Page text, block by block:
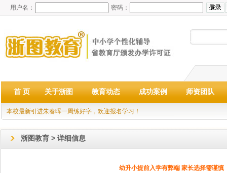
用户名： 密码：
首 页 关于浙图 教育动态 成功案例 师资团队
本校最新引进朱春晖一周练好字，欢迎报名学习！
浙图教育 > 详细信息
幼升小提前入学有弊端 家长选择需谨慎